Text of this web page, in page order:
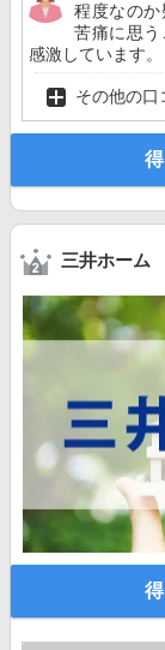
程度なの
苦痛に思
感激しています。
その他の口
三井ホーム